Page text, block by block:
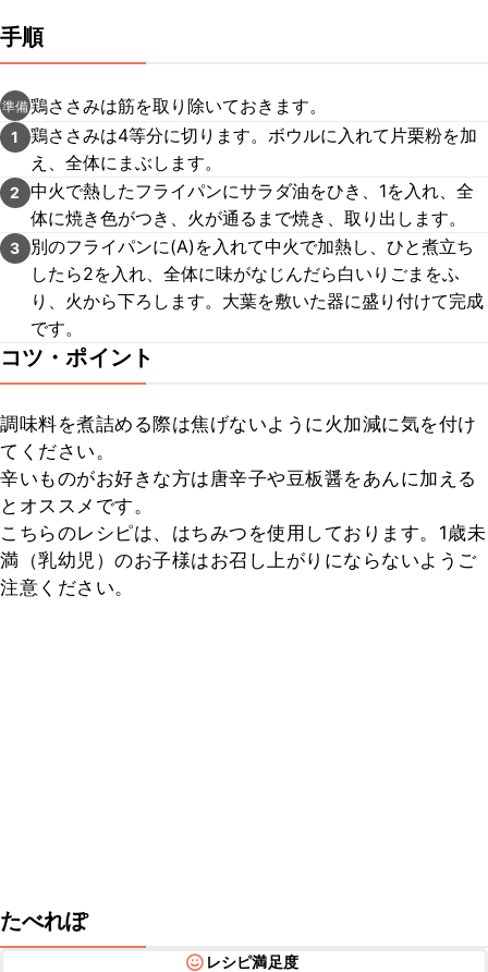
手順
準備鶏ささみは筋を取り除いておきます。
1
鶏ささみは4等分に切ります。ボウルに入れて片栗粉を加
え、全体にまぶします。
2
中火で熱したフライパンにサラダ油をひき、1を入れ、全
体に焼き色がつき、火が通るまで焼き、取り出します。
3
別のフライパンに(A)を入れて中火で加熱し、ひと煮立ち
したら2を入れ、全体に味がなじんだら白いりごまをふ
り、火から下ろします。大葉を敷いた器に盛り付けて完成
です。
コツ・ポイント
調味料を煮詰める際は焦げないように火加減に気を付け
てください。
辛いものがお好きな方は唐辛子や豆板醤をあんに加える
とオススメです。
こちらのレシピは、はちみつを使用しております。1歳未
満（乳幼児）のお子様はお召し上がりにならないようご
注意ください。
たべれぽ
レシピ満足度